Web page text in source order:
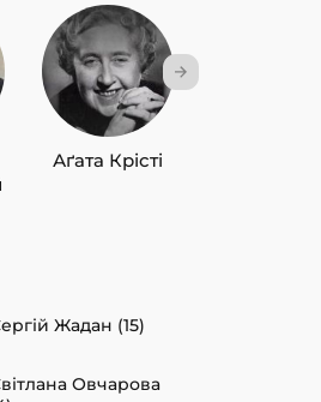
Аґата Крісті
Жадан (15)
Овчарова